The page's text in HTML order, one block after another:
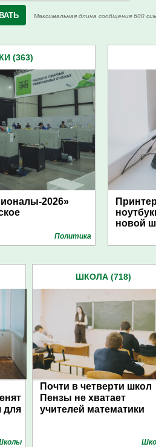
Максимальная длина сообщения 600
(363)
2026»
Политика
новой
для
ШКОЛА (718)
Почти в четверти школ
Пензы не хватает
учителей математики